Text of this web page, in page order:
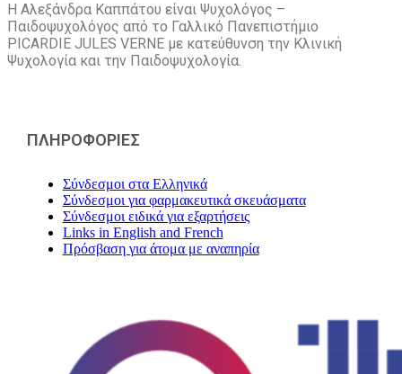
Η Αλεξάνδρα Καππάτου είναι Ψυχολόγος –
Παιδοψυχολόγος από το Γαλλικό Πανεπιστήμιο
PICARDIE JULES VERNE με κατεύθυνση την Kλινική
Ψυχολογία και την Παιδοψυχολογία.
ΠΛΗΡΟΦΟΡΙΕΣ
Σύνδεσμοι στα Ελληνικά
Σύνδεσμοι για φαρμακευτικά σκευάσματα
Σύνδεσμοι ειδικά για εξαρτήσεις
Links in English and French
Πρόσβαση για άτομα με αναπηρία